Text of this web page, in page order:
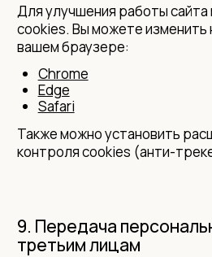
Для улучшения работы
cookies. Вы можете изменить
вашем браузере:
Chrome
Edge
Safari
Также можно установить
контроля cookies (анти-
9. Передача
третьим лицам